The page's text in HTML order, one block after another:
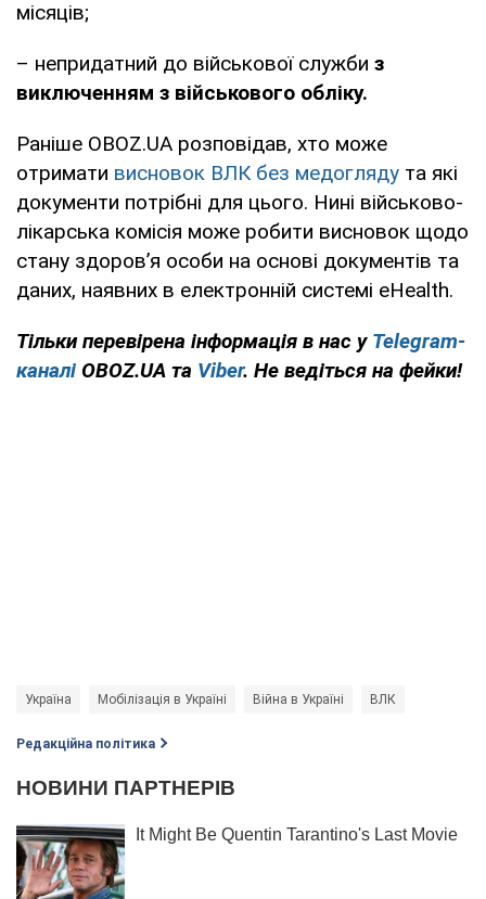
місяців;
– непридатний до військової служби з
виключенням з військового обліку.
Раніше OBOZ.UA розповідав, хто може
отримати висновок ВЛК без медогляду та які
документи потрібні для цього. Нині військово-
лікарська комісія може робити висновок щодо
стану здоров’я особи на основі документів та
даних, наявних в електронній системі eHealth.
Тільки перевірена інформація в нас у Telegram-
каналі OBOZ.UA та Viber. Не ведіться на фейки!
Україна Мобілізація в Україні Війна в Україні ВЛК
Редакційна політика